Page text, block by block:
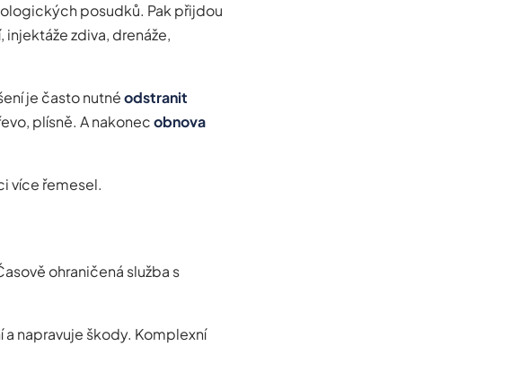
posudků. Pak přijdou
zdiva, drenáže,
je často nutnéodstranit
plísně. A nakonecobnova
více řemesel.
ohraničená služba s
a napravuje škody. Komplexní